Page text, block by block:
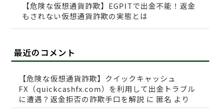
【危険な仮想通貨詐欺】EGPITで出金不能！返金
もされない仮想通貨詐欺の実態とは
最近のコメント
【危険な仮想通貨詐欺】クイックキャッシュ
FX（quickcashfx.com）を利用して出金トラブル
に遭遇？返金拒否の詐欺手口を解説 に 匿名 より